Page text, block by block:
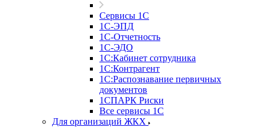
Сервисы 1С
1С-ЭПД
1С-Отчетность
1С-ЭДО
1С:Кабинет сотрудника
1С:Контрагент
1С:Распознавание первичных
документов
1СПАРК Риски
Все сервисы 1С
Для организаций ЖКХ